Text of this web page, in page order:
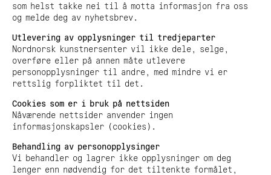
som helst takke nei til å motta informasjon fra oss
og melde deg av nyhetsbrev.
Utlevering av opplysninger til tredjeparter
Nordnorsk kunstnersenter vil ikke dele, selge,
overføre eller på annen måte utlevere
personopplysninger til andre, med mindre vi er
rettslig forpliktet til det.
Cookies som er i bruk på nettsiden
Nåværende nettsider anvender ingen
informasjonskapsler (cookies).
Behandling av personopplysinger
Vi behandler og lagrer ikke opplysninger om deg
lenger enn nødvendig for det tiltenkte formålet,